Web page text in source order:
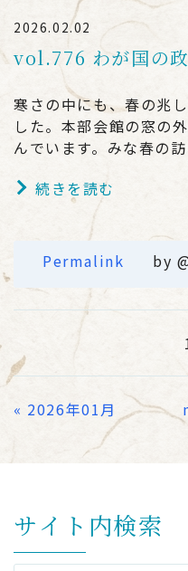
2026.02.02
vol.776 わが国の政
寒さの中にも、春の兆
した。本部会館の窓の
んでいます。みな春の
続きを読む
Permalink by
« 2026年01月
サイト内検索